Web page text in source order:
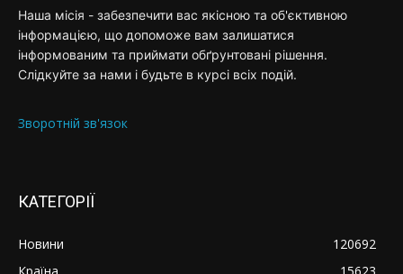
Наша місія - забезпечити вас якісною та об'єктивною
інформацією, що допоможе вам залишатися
інформованим та приймати обґрунтовані рішення.
Слідкуйте за нами і будьте в курсі всіх подій.
Зворотній зв'язок
КАТЕГОРІЇ
Новини
120692